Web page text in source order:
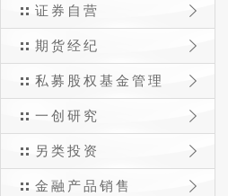
证券自营
期货经纪
私募股权基金管理
一创研究
另类投资
金融产品销售